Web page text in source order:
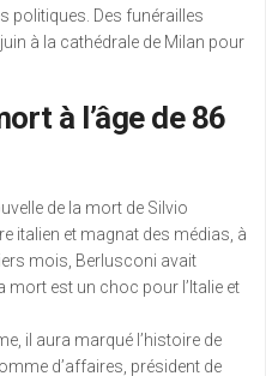
politiques. Des funérailles
à la cathédrale de Milan pour
à l’âge de 86
de la mort de Silvio
italien et magnat des médias, à
mois, Berlusconi avait
est un choc pour l’Italie et
il aura marqué l’histoire de
d’affaires, président de